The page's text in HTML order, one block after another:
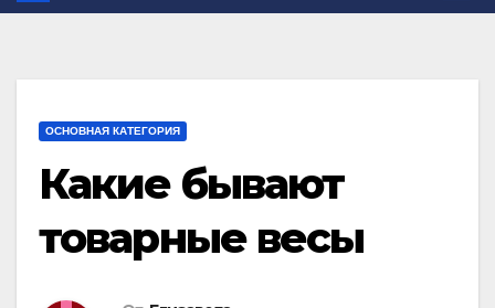
ОСНОВНАЯ КАТЕГОРИЯ
Какие бывают
товарные весы